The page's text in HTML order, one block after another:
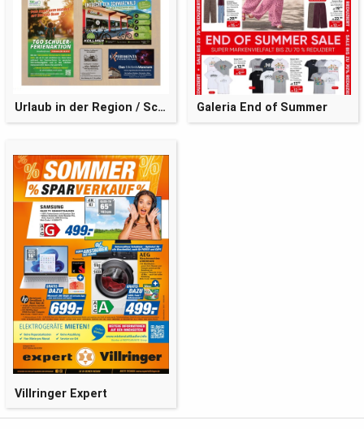
Urlaub in der Region / Schwarzwaldsommer Galeria End of Summer
Villringer Expert